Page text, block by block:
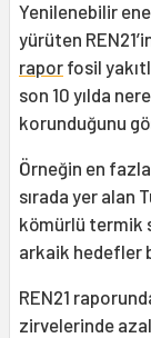
Yenilenebilir
yürüten
rapor fosil
son 10 yılda
korunduğunu
Örneğin en
sırada yer alan
kömürlü termik
arkaik hedefler
REN21
zirvelerinde